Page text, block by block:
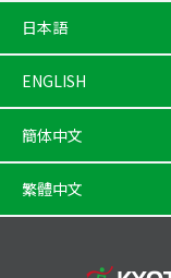
日本語
ENGLISH
簡体中文
繁體中文